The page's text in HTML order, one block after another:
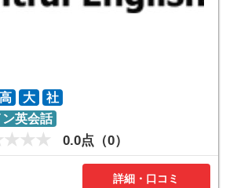
高 大
社
英会話
0.0点（0）
詳細・口コミ